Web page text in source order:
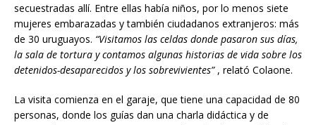
secuestradas allí. Entre ellas había niños, por lo menos siete
mujeres embarazadas y también ciudadanos extranjeros: más
de 30 uruguayos. “Visitamos las celdas donde pasaron sus días,
la sala de tortura y contamos algunas historias de vida sobre los
detenidos-desaparecidos y los sobrevivientes”, relató Colaone.
La visita comienza en el garaje, que tiene una capacidad de 80
personas, donde los guías dan una charla didáctica y de